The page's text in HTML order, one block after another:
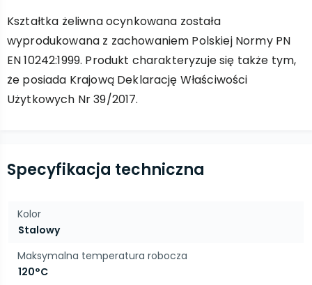
Kształtka żeliwna ocynkowana została
wyprodukowana z zachowaniem Polskiej Normy PN
EN 10242:1999. Produkt charakteryzuje się także tym,
że posiada Krajową Deklarację Właściwości
Użytkowych Nr 39/2017.
Specyfikacja techniczna
Kolor
Stalowy
Maksymalna temperatura robocza
120°C